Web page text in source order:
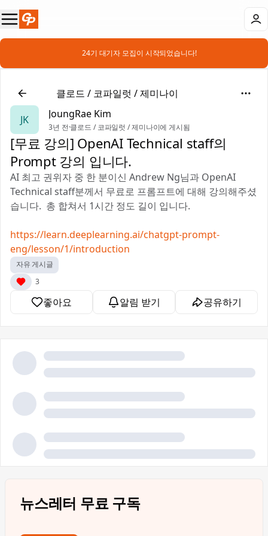
📣 24기 대기자 모집이 시작되었습니다!
🤖클로드 / 코파일럿 / 제미나이
JK
JoungRae Kim
3년 전·클로드 / 코파일럿 / 제미나이에 게시됨
[무료 강의] OpenAI Technical staff의
Prompt 강의 입니다.
AI 최고 권위자 중 한 분이신 Andrew Ng님과 OpenAI
Technical staff분께서 무료로 프롬프트에 대해 강의해주셨
습니다. 총 합쳐서 1시간 정도 길이 입니다.
https://learn.deeplearning.ai/chatgpt-prompt-
eng/lesson/1/introduction
자유 게시글
3
좋아요 알림 받기 공유하기
뉴스레터 무료 구독